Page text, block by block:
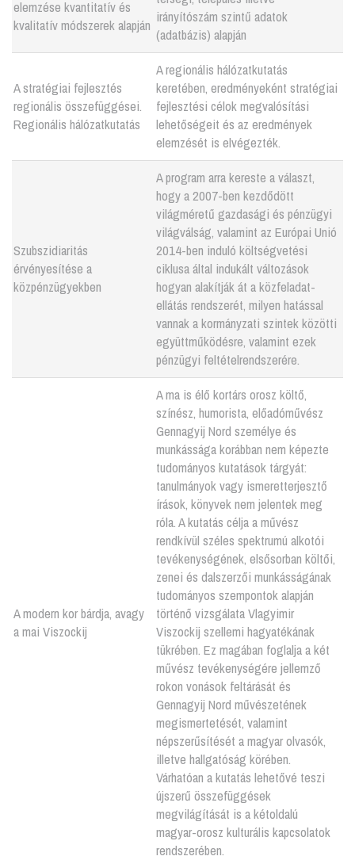
elemzése kvantitatív és
kvalitatív módszerek alapján irányítószám szintű adatok
(adatbázis) alapján
A stratégiai fejlesztés
regionális összefüggései.
Regionális hálózatkutatás
A regionális hálózatkutatás
keretében, eredményeként stratégiai
fejlesztési célok megvalósítási
lehetőségeit és az eredmények
elemzését is elvégezték.
Szubszidiaritás
érvényesítése a
közpénzügyekben
A program arra kereste a választ,
hogy a 2007-ben kezdődött
világméretű gazdasági és pénzügyi
világválság, valamint az Európai Unió
2014-ben induló költségvetési
ciklusa által indukált változások
hogyan alakítják át a közfeladat-
ellátás rendszerét, milyen hatással
vannak a kormányzati szintek közötti
együttműködésre, valamint ezek
pénzügyi feltételrendszerére.
A modern kor bárdja, avagy
a mai Viszockij
A ma is élő kortárs orosz költő,
színész, humorista, előadóművész
Gennagyij Nord személye és
munkássága korábban nem képezte
tudományos kutatások tárgyát:
tanulmányok vagy ismeretterjesztő
írások, könyvek nem jelentek meg
róla. A kutatás célja a művész
rendkívül széles spektrumú alkotói
tevékenységének, elsősorban költői,
zenei és dalszerzői munkásságának
tudományos szempontok alapján
történő vizsgálata Vlagyimir
Viszockij szellemi hagyatékának
tükrében. Ez magában foglalja a két
művész tevékenységére jellemző
rokon vonások feltárását és
Gennagyij Nord művészetének
megismertetését, valamint
népszerűsítését a magyar olvasók,
illetve hallgatóság körében.
Várhatóan a kutatás lehetővé teszi
újszerű összefüggések
megvilágítását is a kétoldalú
magyar-orosz kulturális kapcsolatok
rendszerében.